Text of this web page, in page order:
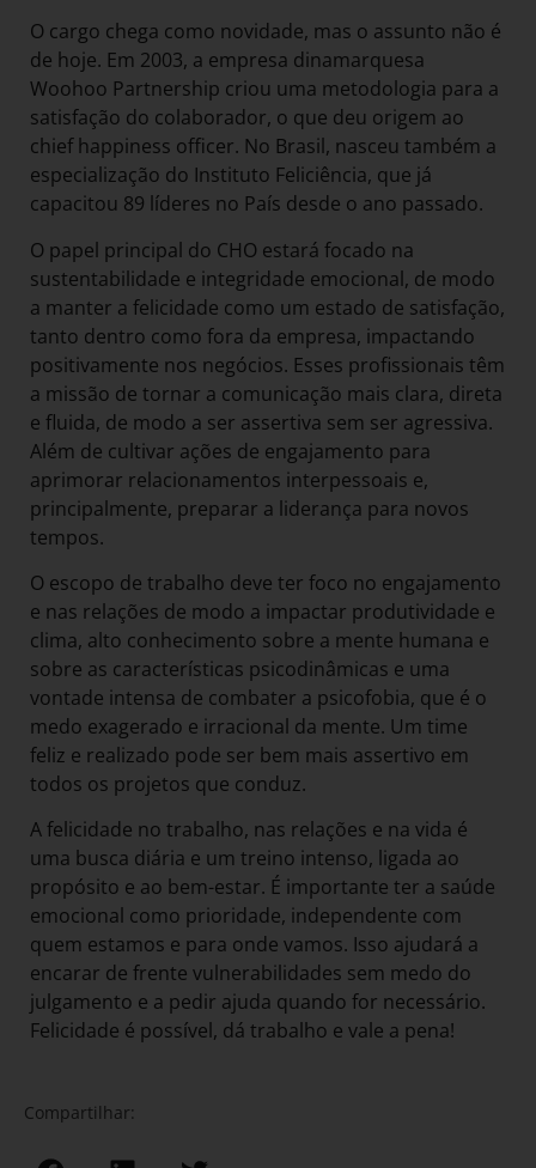
O cargo chega como novidade, mas o assunto não é
de hoje. Em 2003, a empresa dinamarquesa
Woohoo Partnership criou uma metodologia para a
satisfação do colaborador, o que deu origem ao
chief happiness officer. No Brasil, nasceu também a
especialização do Instituto Feliciência, que já
capacitou 89 líderes no País desde o ano passado.
O papel principal do CHO estará focado na
sustentabilidade e integridade emocional, de modo
a manter a felicidade como um estado de satisfação,
tanto dentro como fora da empresa, impactando
positivamente nos negócios. Esses profissionais têm
a missão de tornar a comunicação mais clara, direta
e fluida, de modo a ser assertiva sem ser agressiva.
Além de cultivar ações de engajamento para
aprimorar relacionamentos interpessoais e,
principalmente, preparar a liderança para novos
tempos.
O escopo de trabalho deve ter foco no engajamento
e nas relações de modo a impactar produtividade e
clima, alto conhecimento sobre a mente humana e
sobre as características psicodinâmicas e uma
vontade intensa de combater a psicofobia, que é o
medo exagerado e irracional da mente. Um time
feliz e realizado pode ser bem mais assertivo em
todos os projetos que conduz.
A felicidade no trabalho, nas relações e na vida é
uma busca diária e um treino intenso, ligada ao
propósito e ao bem-estar. É importante ter a saúde
emocional como prioridade, independente com
quem estamos e para onde vamos. Isso ajudará a
encarar de frente vulnerabilidades sem medo do
julgamento e a pedir ajuda quando for necessário.
Felicidade é possível, dá trabalho e vale a pena!
Compartilhar: